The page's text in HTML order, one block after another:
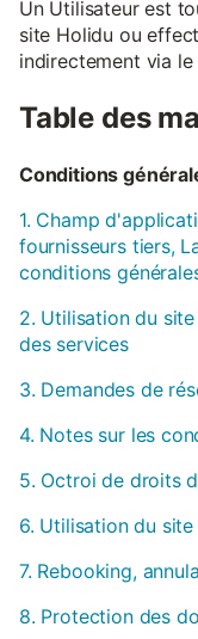
Un Utilisateur est
site Holidu ou
indirectement via le
Table des
Conditions
1. Champ
fournisseurs tiers,
conditions
2. Utilisation du
des services
3. Demandes de
4. Notes sur les
5. Octroi de droits
6. Utilisation du
7. Rebooking,
8. Protection des